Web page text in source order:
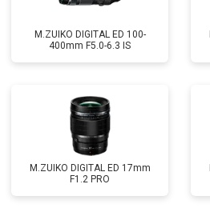
M.ZUIKO DIGITAL ED 100-
400mm F5.0-6.3 IS
M.ZUIKO DIGITAL ED 17mm
F1.2 PRO